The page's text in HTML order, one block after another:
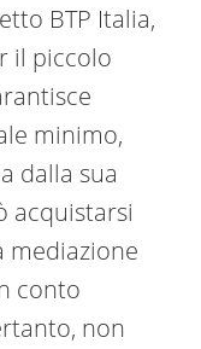
BTP Italia,
il piccolo
minimo,
dalla sua
acquistarsi
mediazione
conto
non